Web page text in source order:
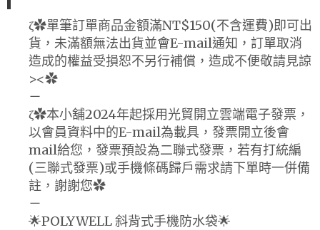
ζ✿單筆訂單商品金額滿NT$150(不含運費)即可出
貨，未滿額無法出貨並會E-mail通知，訂單取消
造成的權益受損恕不另行補償，造成不便敬請見諒
><✿
－
ζ✿本小舖2024年起採用光貿開立雲端電子發票，
以會員資料中的E-mail為載具，發票開立後會
mail給您，發票預設為二聯式發票，若有打統編
(三聯式發票)或手機條碼歸戶需求請下單時一併備
註，謝謝您✿
－
🌟POLYWELL 斜背式手機防水袋🌟